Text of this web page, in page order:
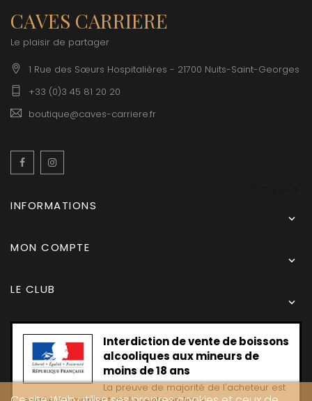
CAVES CARRIERE
Le plaisir de partager
1 Rue des Sœurs Hospitalières - 21700 Nuits-Saint-Georges
+33 (0)3 45 81 20 20
boutique@caves-carriere.fr
Facebook
INFORMATIONS

MON COMPTE

LE CLUB

Interdiction de vente de boissons
alcooliques aux mineurs de
moins de 18 ans
La preuve de majorité de l'acheteur est